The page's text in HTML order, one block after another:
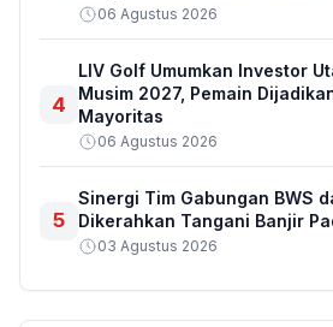
06 Agustus 2026
4
LIV Golf Umumkan Investor
Musim 2027, Pemain
Mayoritas
06 Agustus 2026
5
Sinergi Tim Gabungan BWS
Dikerahkan Tangani Banjir
03 Agustus 2026